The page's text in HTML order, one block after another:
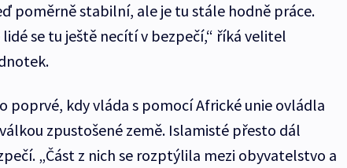
poměrně stabilní, ale je tu stále hodně práce.
se tu ještě necítí v bezpečí,“ říká velitel
poprvé, kdy vláda s pomocí Africké unie ovládla
zpustošené země. Islamisté přesto dál
„Část z nich se rozptýlila mezi obyvatelstvo a